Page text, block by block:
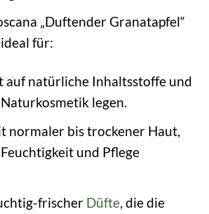
„Duftender Granatapfel“
für:
auf natürliche Inhaltsstoffe und
legen.
normaler bis trockener Haut,
und Pflege
frischer Düfte, die die